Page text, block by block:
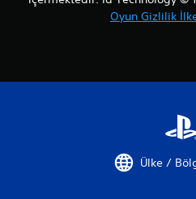
Oyun Gizlilik
Ülke /